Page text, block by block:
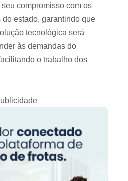
compromisso com os
do estado, garantindo que
tecnológica será
às demandas do
o trabalho dos